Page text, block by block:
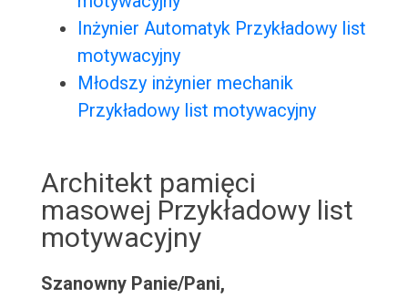
Inżynier Automatyk Przykładowy list
motywacyjny
Młodszy inżynier mechanik
Przykładowy list motywacyjny
Architekt pamięci
masowej Przykładowy list
motywacyjny
Szanowny Panie/Pani,